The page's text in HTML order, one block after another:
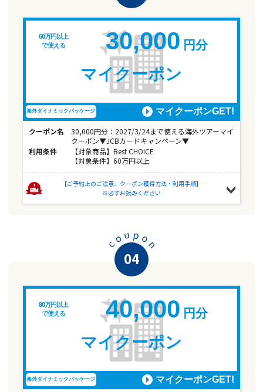
60万円以上
で使える
30,000 円分
マイクーポン
海外ダイナミックパッケージ
マイクーポンGET!
クーポン名
30,000円分：2027/3/24まで使える海外ツアーマイ
クーポン▼JCBカードキャンペーン▼
利用条件
【対象商品】Best CHOICE
【対象条件】60万円以上
【ご予約上のご注意、クーポン獲得方法・利用手順】
※必ずお読みください
cou p on
04
80万円以上
で使える
40,000 円分
マイクーポン
海外ダイナミックパッケージ
マイクーポンGET!